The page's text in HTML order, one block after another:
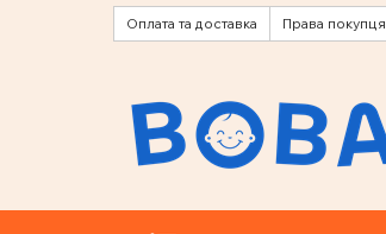
Оплата та доставка Права покупця